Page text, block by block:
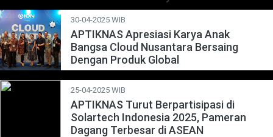
30-04-2025 WIB
APTIKNAS Apresiasi Karya Anak
Bangsa Cloud Nusantara Bersaing
Dengan Produk Global
25-04-2025 WIB
APTIKNAS Turut Berpartisipasi di
Solartech Indonesia 2025, Pameran
Dagang Terbesar di ASEAN